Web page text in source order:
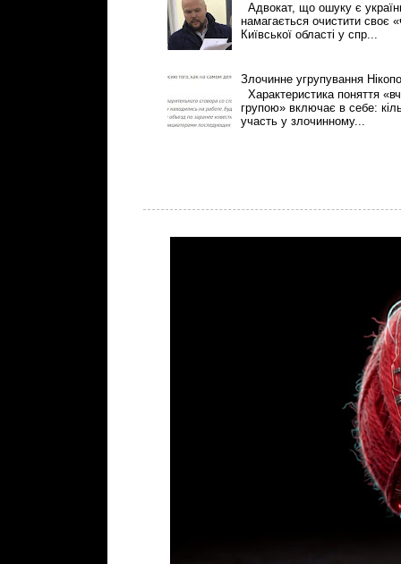
Адвокат, що ошуку є
намагається очистити своє
Київської області у спр...
Злочинне угрупування
Характеристика поняття
групою» включає в себе:
участь у злочинному...